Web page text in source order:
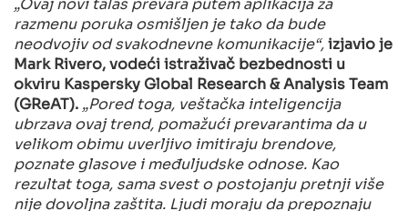
razmenu poruka osmišljen je tako da bude
neodvojiv od svakodnevne komunikacije“,izjavio je
Mark Rivero, vodeći istraživač bezbednosti u
okviru Kaspersky Global Research & Analysis Team
(GReAT). „Pored toga, veštačka inteligencija
ubrzava ovaj trend, pomažući prevarantima da u
velikom obimu uverljivo imitiraju brendove,
poznate glasove i međuljudske odnose. Kao
rezultat toga, sama svest o postojanju pretnji više
nije dovoljna zaštita. Ljudi moraju da prepoznaju